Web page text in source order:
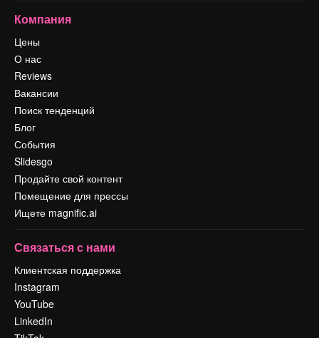
Компания
Цены
О нас
Reviews
Вакансии
Поиск тенденций
Блог
События
Slidesgo
Продайте свой контент
Помещение для прессы
Ищете magnific.ai
Связаться с нами
Клиентская поддержка
Instagram
YouTube
LinkedIn